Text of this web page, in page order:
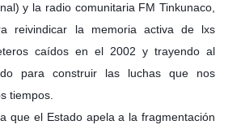
y la radio comunitaria FM Tinkunaco,
reivindicar la memoria activa de lxs
caídos en el 2002 y trayendo al
para construir las luchas que nos
tiempos.
que el Estado apela a la fragmentación